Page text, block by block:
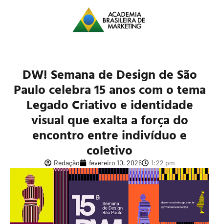
DW! Semana de Design de São
Paulo celebra 15 anos com o tema
Legado Criativo e identidade
visual que exalta a força do
encontro entre indivíduo e
coletivo
Redação fevereiro 10, 2026 1:22 pm